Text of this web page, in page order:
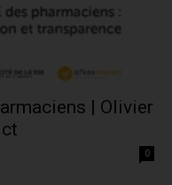
| Olivier
0